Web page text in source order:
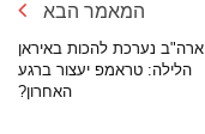
המאמר הבא
ארה"ב נערכת להכות באיראן
הלילה: טראמפ יעצור ברגע
האחרון?